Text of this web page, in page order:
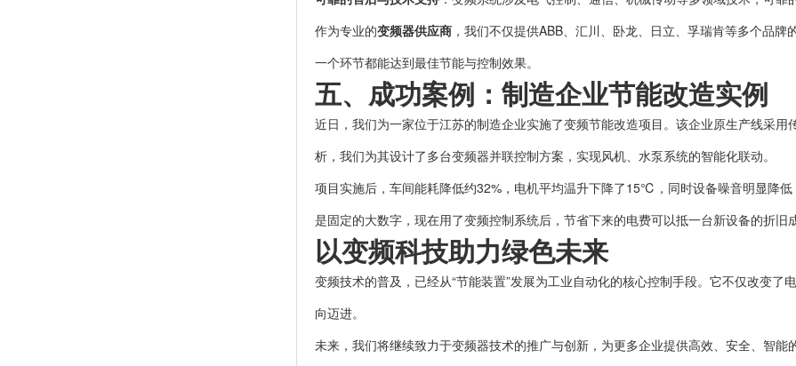
作为专业的变频器供应商 ，我们不仅提供ABB、汇川、卧龙、日立、孚瑞肯等多个品
一个环节都能达到最佳节能与控制效果。
五、成功案例：制造企业节能改造实例
近日，我们为一家位于江苏的制造企业实施了变频节能改造项目。该企业原生产线采
析，我们为其设计了多台变频器并联控制方案，实现风机、水泵系统的智能化联动。
项目实施后，车间能耗降低约32%，电机平均温升下降了15℃，同时设备噪音明显降
是固定的大数字，现在用了变频控制系统后，节省下来的电费可以抵一台新设备的折旧
以变频科技助力绿色未来
变频技术的普及，已经从“节能装置”发展为工业自动化的核心控制手段。它不仅改变
向迈进。
未来，我们将继续致力于变频器技术的推广与创新，为更多企业提供高效、安全、智